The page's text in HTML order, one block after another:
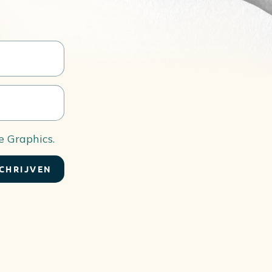
Graphics.